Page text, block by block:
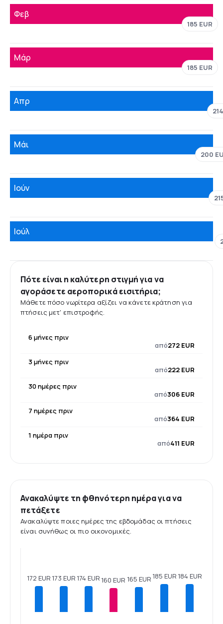
Φεβ
185 EUR
Μάρ
185 EUR
Απρ
Μάι
200
Ιούν
Ιούλ
Πότε είναι η καλύτερη στιγμή για να
αγοράσετε αεροπορικά εισιτήρια;
Μάθετε πόσο νωρίτερα αξίζει να κάνετε κράτηση για
πτήσεις μετ' επιστροφής.
6 μήνες πριν
από272 EUR
3 μήνες πριν
από222 EUR
30 ημέρες πριν
από306 EUR
7 ημέρες πριν
από364 EUR
1 ημέρα πριν
από411 EUR
Ανακαλύψτε τη φθηνότερη ημέρα για να
πετάξετε
Ανακαλύψτε ποιες ημέρες της εβδομάδας οι πτήσεις
είναι συνήθως οι πιο οικονομικές.
172 EUR 173 EUR 174 EUR 160 EUR 165 EUR 185 EUR 184 EUR